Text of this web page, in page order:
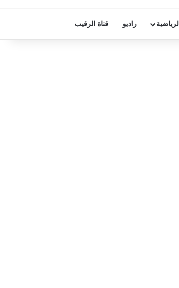
الرياضية راديو قناة الرقيب